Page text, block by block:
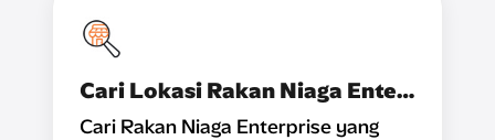
Cari Lokasi Rakan Niaga Enterprise Kami
Cari Rakan Niaga Enterprise yang